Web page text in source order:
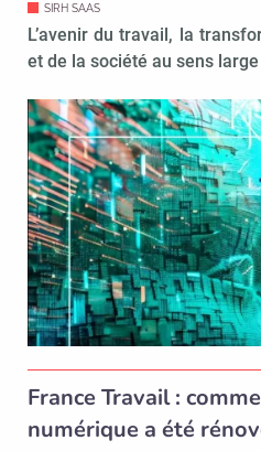
SIRH SAAS
L’avenir du travail, la
et de la société au sens
France Travail :
numérique a été